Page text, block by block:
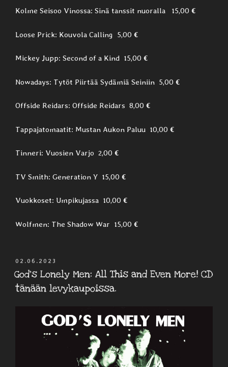
Kolme Seisoo Vinossa: Sinä tanssit nuoralla 15,00 €
Loose Prick: Kouvola Calling 5,00 €
Mickey Jupp: Second of a Kind 15,00 €
Nowadays: Tytöt Piirtää Sydämiä Seiniin 5,00 €
Offside Reidars: Offside Reidars 8,00 €
Tappajatomaatit: Mustan Aukon Paluu 10,00 €
Tinneri: Vuosien Varjo 2,00 €
TV Smith: Generation Y 15,00 €
Vuokkoset: Umpikujassa 10,00 €
Wolfmen: The Shadow War 15,00 €
JULKAISTU
02.06.2023
God’s Lonely Men: All This and Even More! CD
tänään levykaupoissa.